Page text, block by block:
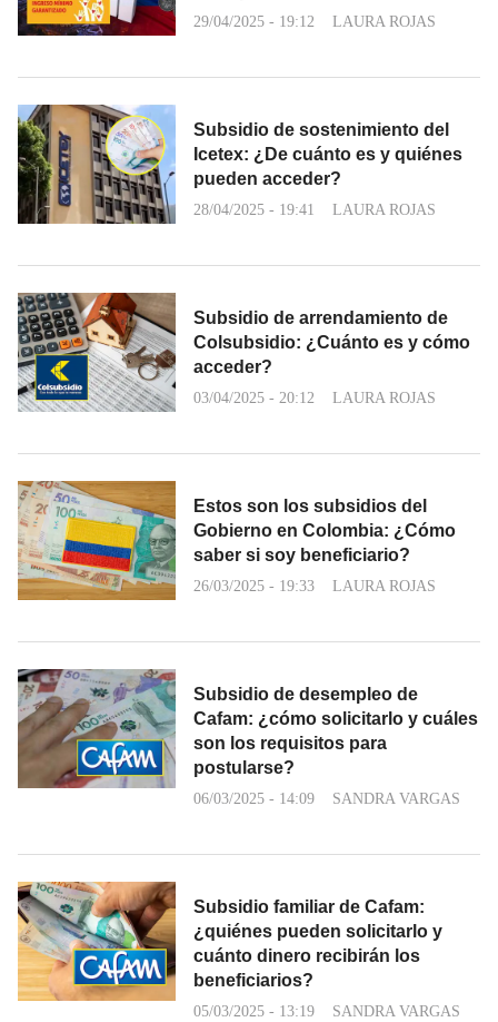
29/04/2025 - 19:12 LAURA ROJAS
Subsidio de sostenimiento del
Icetex: ¿De cuánto es y quiénes
pueden acceder?
28/04/2025 - 19:41 LAURA ROJAS
Subsidio de arrendamiento de
Colsubsidio: ¿Cuánto es y cómo
acceder?
03/04/2025 - 20:12 LAURA ROJAS
Estos son los subsidios del
Gobierno en Colombia: ¿Cómo
saber si soy beneficiario?
26/03/2025 - 19:33 LAURA ROJAS
Subsidio de desempleo de
Cafam: ¿cómo solicitarlo y cuáles
son los requisitos para
postularse?
06/03/2025 - 14:09 SANDRA VARGAS
Subsidio familiar de Cafam:
¿quiénes pueden solicitarlo y
cuánto dinero recibirán los
beneficiarios?
05/03/2025 - 13:19 SANDRA VARGAS